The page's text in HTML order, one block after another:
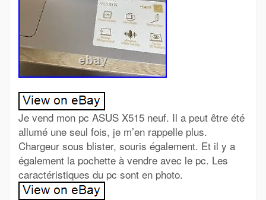
Je vend mon pc ASUS X515 neuf. Il a peut être été
allumé une seul fois, je m’en rappelle plus.
Chargeur sous blister, souris également. Et il y a
également la pochette à vendre avec le pc. Les
caractéristiques du pc sont en photo.